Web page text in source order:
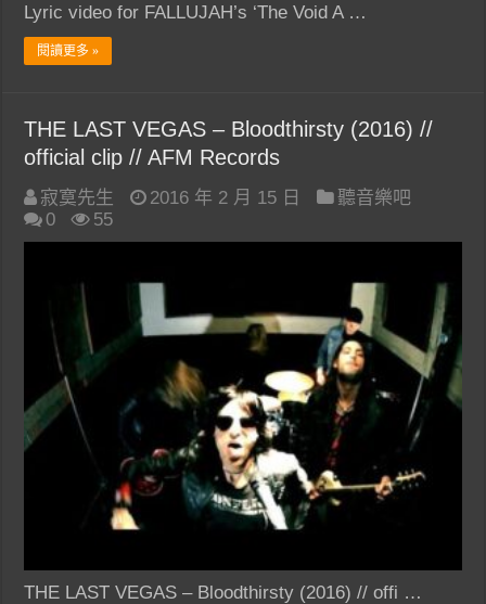
Lyric video for FALLUJAH’s ‘The Void A …
閱讀更多 »
THE LAST VEGAS – Bloodthirsty (2016) //
official clip // AFM Records
寂寞先生 2016 年 2 月 15 日
聽音樂吧
0
55
THE LAST VEGAS – Bloodthirsty (2016) // offi …